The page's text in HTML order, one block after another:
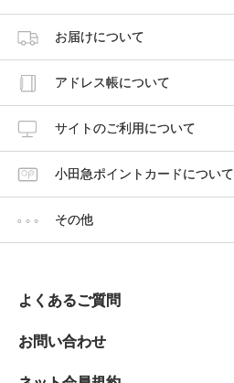
お届けについて
アドレス帳について
サイトのご利用について
小田急ポイントカードについて
その他
よくあるご質問
お問い合わせ